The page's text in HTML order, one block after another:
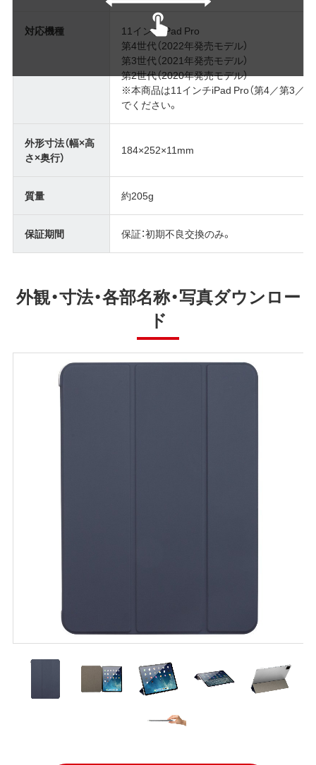
対応機種
11インチiPad Pro
第4世代（2022年発売モデル）
第3世代（2021年発売モデル）
第2世代（2020年発売モデル）
※本商品は11インチiPad Pro（第4／第3／
でください。
外形寸法（幅×高
さ×奥行）
184×252×11mm
質量 約205g
保証期間 保証：初期不良交換のみ。
外観・寸法・各部名称・写真ダウンロー
ド